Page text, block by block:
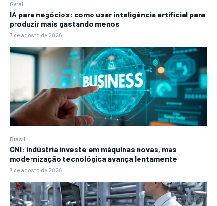
Geral
IA para negócios: como usar inteligência artificial para
produzir mais gastando menos
7 de agosto de 2026
Brasil
CNI: indústria investe em máquinas novas, mas
modernização tecnológica avança lentamente
7 de agosto de 2026